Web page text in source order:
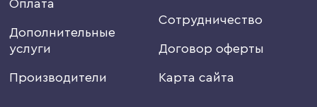
Оплата
Дополнительные
услуги
Производители
Сотрудничество
Договор оферты
Карта сайта